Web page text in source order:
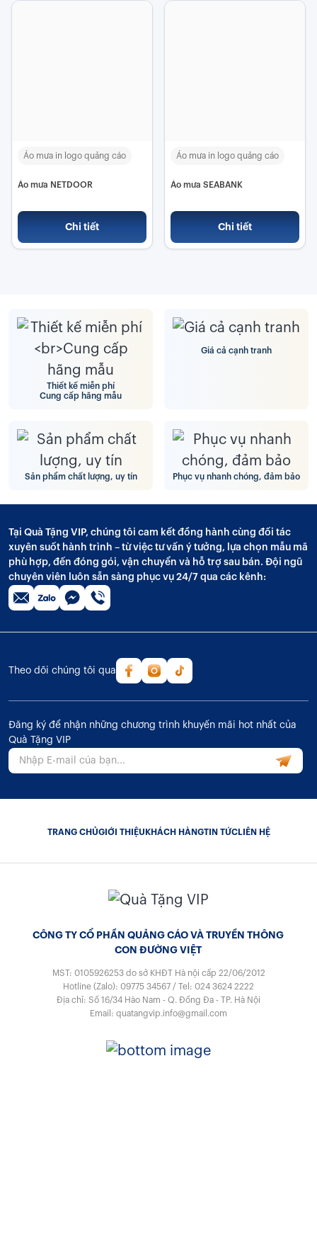
Áo mưa in logo quảng cáo
Áo mưa NETDOOR
Chi tiết
Áo mưa in logo quảng cáo
Áo mưa SEABANK
Chi tiết
Thiết kế miễn phí
Cung cấp hãng mẫu
Giá cả cạnh tranh
Sản phẩm chất lượng, uy tín Phục vụ nhanh chóng, đảm bảo
Tại Quà Tặng VIP, chúng tôi cam kết đồng hành cùng đối tác
xuyên suốt hành trình – từ việc tư vấn ý tưởng, lựa chọn mẫu mã
phù hợp, đến đóng gói, vận chuyển và hỗ trợ sau bán. Đội ngũ
chuyên viên luôn sẵn sàng phục vụ 24/7 qua các kênh:
Theo dõi chúng tôi qua
Đăng ký để nhận những chương trình khuyến mãi hot nhất của
Quà Tặng VIP
TRANG CHỦGIỚI THIỆU KHÁCH HÀNGTIN TỨCLIÊN HỆ
CÔNG TY CỔ PHẦN QUẢNG CÁO VÀ TRUYỀN THÔNG
CON ĐƯỜNG VIỆT
MST: 0105926253 do sở KHĐT Hà nội cấp 22/06/2012
Hotline (Zalo): 09775 34567 / Tel: 024 3624 2222
Địa chỉ: Số 16/34 Hào Nam - Q. Đống Đa - TP. Hà Nội
Email: quatangvip.info@gmail.com